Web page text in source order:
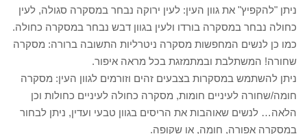
ניתן "להקפיץ" את גוון העין: לעין ירוקה נבחר במסקרה סגולה, לעין
כחולה נבחר במסקרה בורדו ולעין בגוון דבש נבחר במסקרה כחולה.
כמו כן לנשים המחפשות מסקרה ניטרליות התשובה ברורה: מסקרה
שחורה! המשתלבת ובמתמזגת בכל מראה איפור.
ניתן להשתמש במסקרות בצבעים זהים וזורמים לגוון העין: מסקרה
חומה/שחורה לעיניים חומות, מסקרה כחולה לעיניים כחולות וכן
הלאה… לנשים שאוהבות את הריסים בגוון טבעי ועדין, ניתן לבחור
במסקרה אפורה, חומה, או שקופה.